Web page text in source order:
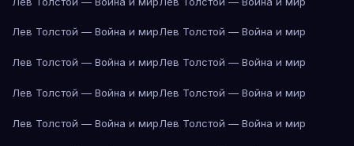
Лев Толстой — Война и мирЛев Толстой — Война и мир
Лев Толстой — Война и мирЛев Толстой — Война и мир
Лев Толстой — Война и мирЛев Толстой — Война и мир
Лев Толстой — Война и мирЛев Толстой — Война и мир